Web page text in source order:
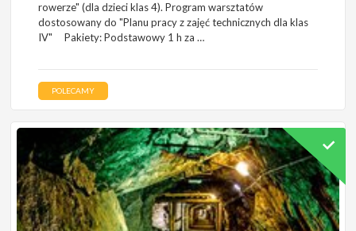
rowerze" (dla dzieci klas 4). Program warsztatów
dostosowany do "Planu pracy z zajęć technicznych dla klas
IV" Pakiety: Podstawowy 1 h za …
POLECAMY